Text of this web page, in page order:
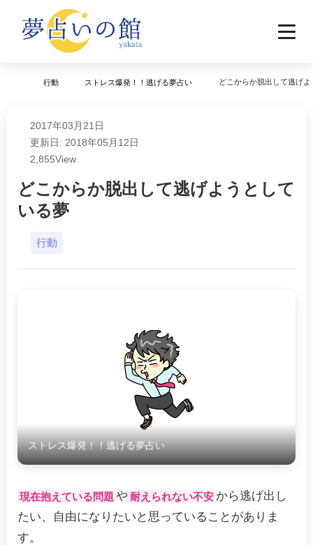
行動 ストレス爆発！！逃げる夢占い どこからか脱出して逃げ
2017年03月21日
更新日: 2018年05月12日
2,855View
どこからか脱出して逃げようとして
いる夢
行動
ストレス爆発！！逃げる夢占い
現在抱えている問題 や 耐えられない不安 から逃げ出し
たい、自由になりたいと思っていることがありま
す。